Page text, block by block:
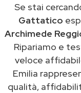
Se stai
Gattatico
Archimede
Ripariamo e
veloce
Emilia
qualità,